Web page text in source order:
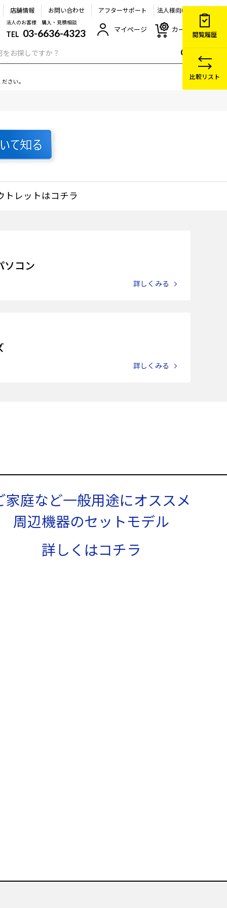
店舗情報 お問い合わせ アフターサポート 法人様向け
法人のお客様 購入・見積相談
TEL 03-6636-4323 マイページ カート
さい。
トレット はコチラ
ソコン
詳しくみる
詳しくみる
家庭など一般用途にオススメ
周辺機器のセットモデル
詳しくはコチラ
閲覧履歴
比較リスト